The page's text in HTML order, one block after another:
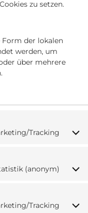
zu setzen.
Form der lokalen
werden, um
über mehrere
Tracking
(anonym)
Tracking